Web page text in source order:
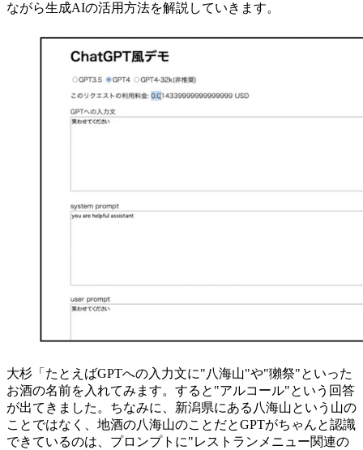
ながら生成AIの活用方法を解説していきます。
大杉「たとえばGPTへの入力文に"八海山"や"獺祭"といった
お酒の名前を入れてみます。すると"アルコール"という回答
が出てきました。ちなみに、新潟県にある八海山という山の
ことではなく、地酒の八海山のことだとGPTがちゃんと認識
できているのは、プロンプトに"レストランメニュー関連の